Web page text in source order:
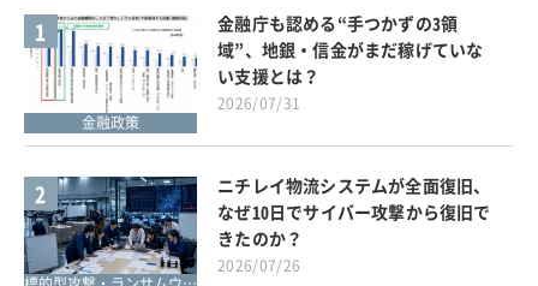
1
金融政策
金融庁も認める“手つかずの3領
域”、地銀・信金がまだ稼げていな
い支援とは？
2026/07/31
2
ニチレイ物流システムが全面復旧、
なぜ10日でサイバー攻撃から復旧で
きたのか？
2026/07/26